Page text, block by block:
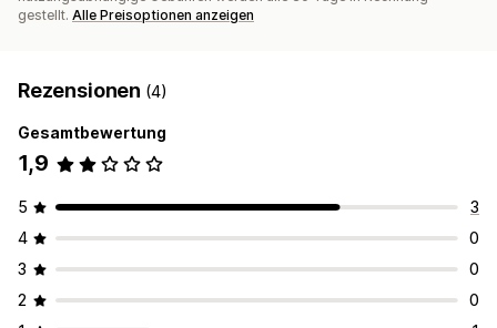
gestellt. Alle Preisoptionen anzeigen
Rezensionen (4)
Gesamtbewertung
1,9
5
3
4
0
3
0
2
0